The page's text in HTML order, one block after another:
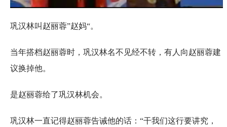
巩汉林叫赵丽蓉”赵妈“。
当年搭档赵丽蓉时，巩汉林名不见经不转，有人向赵丽蓉建
议换掉他。
是赵丽蓉给了巩汉林机会。
巩汉林一直记得赵丽蓉告诫他的话：“干我们这行要讲究，